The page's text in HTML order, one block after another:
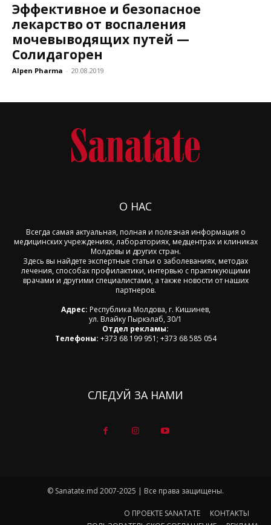
Эффективное и безопасное
лекарство от воспаления
мочевыводящих путей —
Солидагорен
Alpen Pharma - 20.08.2019
О НАС
Всегда самая актуальная, полная и полезная информация о
медицинских учреждениях, лабораториях, медцентрах и клиниках
Молдовы и других стран.
Здесь вы найдете экспертные статьи о заболеваниях, методах
лечения, способах профилактики, интервью с практикующими
врачами и другими специалистами, а также новости от наших
партнеров.
Адрес: Республика Молдова, г. Кишинев,
ул. Влайку Пыркэлаб, 30/1
Отдел рекламы:
Телефоны: +373 68 199 951; +373 68 585 054
СЛЕДУЙ ЗА НАМИ
© Sanatate.md 2007-2025 | Все права защищены.
О ПРОЕКТЕ SANATATE
КОНТАКТЫ